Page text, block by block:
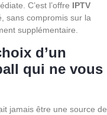
C’est l’offre IPTV
sans compromis sur la
supplémentaire.
d’un
qui ne vous
jamais être une source de